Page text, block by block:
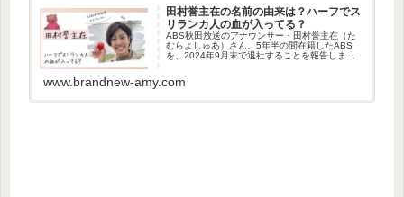
田村誉主在の名前の由来は？ハーフでス
リランカ人の血が入ってる？
ABS秋田放送のアナウンサー・田村誉主在（た
むらよしゅあ）さん。5年半の間在籍したABS
を、2024年9月末で退社することを報告しまし
の由来やハーフなのか調...
www.brandnew-amy.com